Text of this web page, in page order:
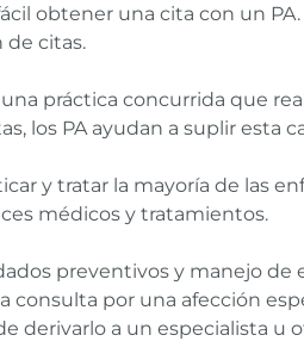
obtener una cita con un
de citas.
práctica concurrida que
los PA ayudan a suplir esta
y tratar la mayoría de las
médicos y tratamientos.
preventivos y manejo
consulta por una afección
derivarlo a un especialista u